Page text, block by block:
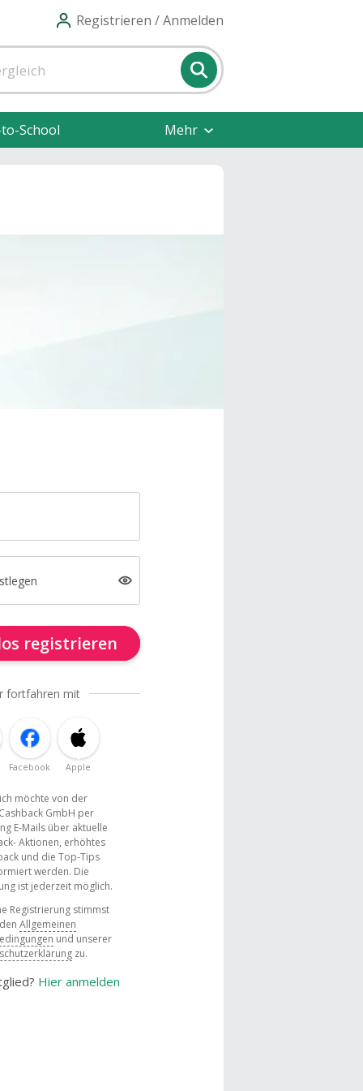
Registrieren / Anmelden
School Mehr
registrieren
fortfahren mit
Facebook Apple
ich möchte von der
GmbH per
E-Mails über aktuelle
Aktionen, erhöhtes
und die Top-Tips
werden. Die
ist jederzeit möglich.
Registrierung stimmst
Allgemeinen
und unserer
zu.
Hier anmelden